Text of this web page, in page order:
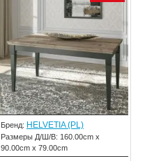
Бренд: HELVETIA (PL)
Размеры Д/Ш/В: 160.00cm x
90.00cm x 79.00cm